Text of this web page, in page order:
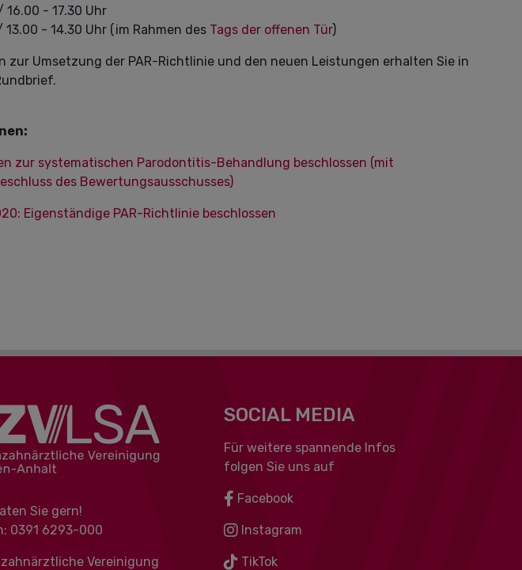
16.00 - 17.30 Uhr
13.00 - 14.30 Uhr (im Rahmen des Tags der offenen Tür)
zur Umsetzung der PAR-Richtlinie und den neuen Leistungen erhalten Sie in
zur systematischen Parodontitis-Behandlung beschlossen (mit
des Bewertungsausschusses)
Eigenständige PAR-Richtlinie beschlossen
Sie gern!
0391 ‍6293-000
Vereinigung
SOCIAL MEDIA
Für weitere spannende Infos
folgen Sie uns auf
Facebook
Instagram
TikTok